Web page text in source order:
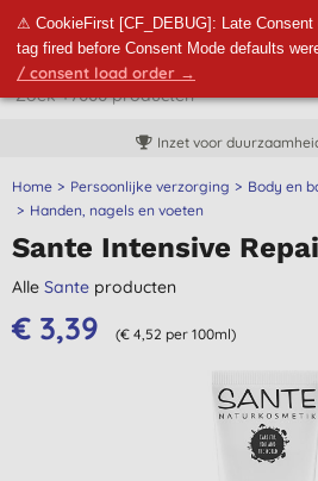
⚠ CookieFirst [CF_DEBUG]: Late
tag fired before Consent Mode defaults
/ consent load order →
Inzet voor
Home Persoonlijke verzorging
Body en
Handen, nagels en voeten
Sante Intensive
Alle Sante producten
€ 3,39 (€ 4,52 per 100ml)